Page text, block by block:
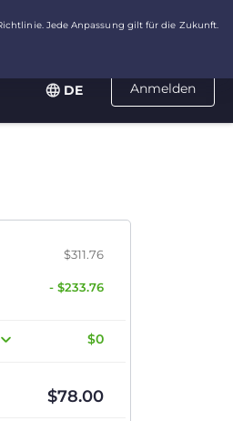
Anmelden
DE
$311.76
- $233.76
$0
$78.00